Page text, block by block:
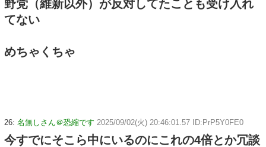
野党（維新以外）が反対してたことも受け入れ
てない
めちゃくちゃ
26: 名無しさん＠恐縮です 2025/09/02(火) 20:46:01.57 ID:PrP5Y0FE0
今すでにそこら中にいるのにこれの4倍とか冗談